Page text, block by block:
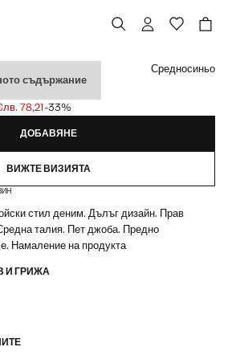
съдържание
цена [59,99 € лв. 117,33]
78,21]
лв. 78,21-33%
Средносиньо
ДОБАВЯНЕ
ВИЖТЕ ВИЗИЯТА
стил деним. Дълъг дизайн. Прав
талия. Пет джоба. Предно
Намаление на продукта
И ГРИЖА